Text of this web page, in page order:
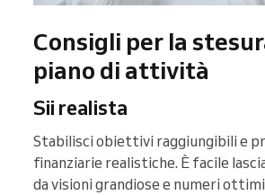
Consigli per la
piano di attività
Sii realista
Stabilisci obiettivi raggiungibili e
finanziarie realistiche. È facile
da visioni grandiose e numeri